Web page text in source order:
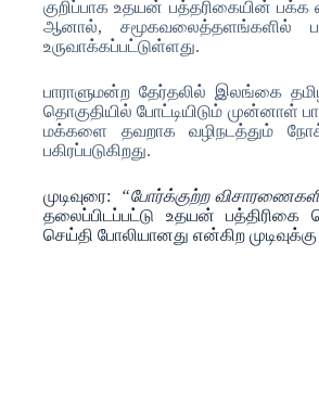
குறிப்பாக உதயன் பத்தரிகையின் பக்க
ஆனால், சமூகவலைத்தளங்களில்
உருவாக்கப்பட்டுள்ளது.
பாராளுமன்ற தேர்தலில் இலங்கை
தொகுதியில் போட்டியிடும் முன்னாள்
மக்களை தவறாக வழிநடத்தும்
பகிரப்படுகிறது.
முடிவுரை: “போர்க்குற்ற
தலைப்பிடப்பட்டு உதயன் பத்திரிகை
செய்தி போலியானது என்கிற